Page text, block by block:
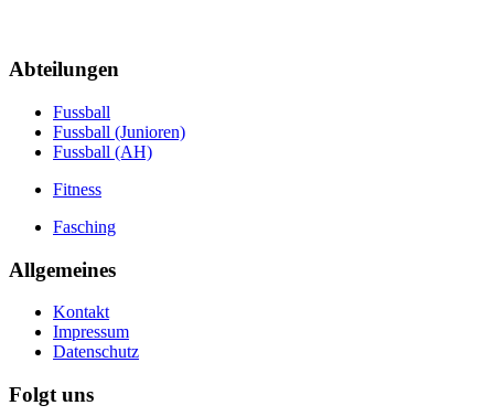
Abteilungen
Fussball
Fussball (Junioren)
Fussball (AH)
Fitness
Fasching
Allgemeines
Kontakt
Impressum
Datenschutz
Folgt uns